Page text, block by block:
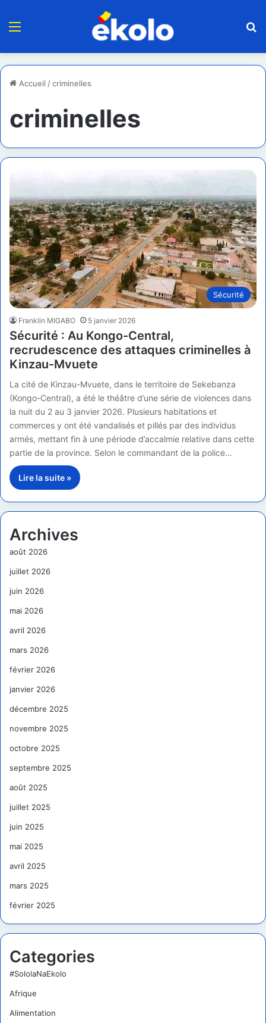
Menu
Accueil /criminelles
criminelles
Sécurité
Franklin MIGABO 5 janvier 2026
Sécurité : Au Kongo-Central,
recrudescence des attaques criminelles à
Kinzau-Mvuete
La cité de Kinzau-Mvuete, dans le territoire de Sekebanza
(Kongo-Central), a été le théâtre d’une série de violences dans
la nuit du 2 au 3 janvier 2026. Plusieurs habitations et
commerces y ont été vandalisés et pillés par des individus
armés, mettant fin à une période d’accalmie relative dans cette
partie de la province. Selon le commandant de la police…
Lire la suite »
Archives
août 2026
juillet 2026
juin 2026
mai 2026
avril 2026
mars 2026
février 2026
janvier 2026
décembre 2025
novembre 2025
octobre 2025
septembre 2025
août 2025
juillet 2025
juin 2025
mai 2025
avril 2025
mars 2025
février 2025
Categories
#SololaNaEkolo
Afrique
Alimentation